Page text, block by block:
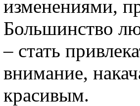
изменениями,
Большинство
– стать
внимание,
красивым.